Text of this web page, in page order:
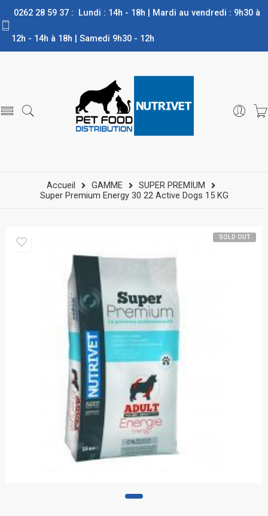
0262 28 59 37 : Lundi : 14h - 18h | Mardi au vendredi : 9h30 à
12h - 14h à 18h | Samedi 9h30 - 12h
Accueil GAMME
SUPER PREMIUM
Super Premium Energy 30 22 Active Dogs 15 KG
SOLD OUT